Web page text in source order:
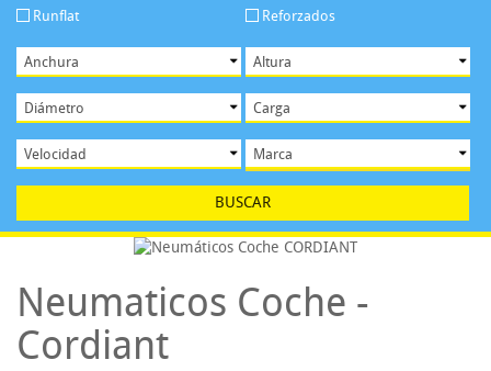
Runflat
Reforzados
BUSCAR
Neumaticos Coche -
Cordiant